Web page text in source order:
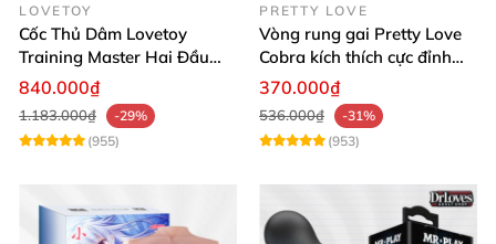
LOVETOY
Cốc Thủ Dâm Lovetoy
Training Master Hai Đầu
Siêu Thật, Tăng Khoái Cảm
840.000₫
1.183.000₫
-29%
(955)
PRETTY LOVE
Vòng rung gai Pretty Love
Cobra kích thích cực đỉnh
trải nghiệm
370.000₫
536.000₫
-31%
(953)